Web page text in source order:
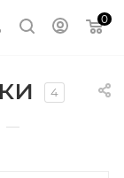
0
4
—